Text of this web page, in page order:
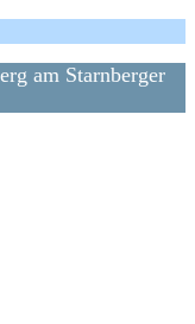
am Starnberger